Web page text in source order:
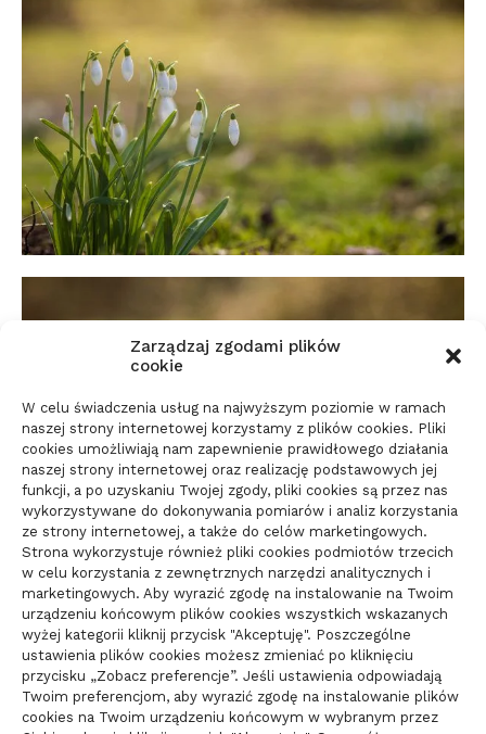
Zarządzaj zgodami plików
cookie
W celu świadczenia usług na najwyższym poziomie w ramach
naszej strony internetowej korzystamy z plików cookies. Pliki
cookies umożliwiają nam zapewnienie prawidłowego działania
naszej strony internetowej oraz realizację podstawowych jej
funkcji, a po uzyskaniu Twojej zgody, pliki cookies są przez nas
wykorzystywane do dokonywania pomiarów i analiz korzystania
ze strony internetowej, a także do celów marketingowych.
Strona wykorzystuje również pliki cookies podmiotów trzecich
w celu korzystania z zewnętrznych narzędzi analitycznych i
marketingowych. Aby wyrazić zgodę na instalowanie na Twoim
urządzeniu końcowym plików cookies wszystkich wskazanych
wyżej kategorii kliknij przycisk "Akceptuję". Poszczególne
ustawienia plików cookies możesz zmieniać po kliknięciu
przycisku „Zobacz preferencje”. Jeśli ustawienia odpowiadają
Twoim preferencjom, aby wyrazić zgodę na instalowanie plików
cookies na Twoim urządzeniu końcowym w wybranym przez